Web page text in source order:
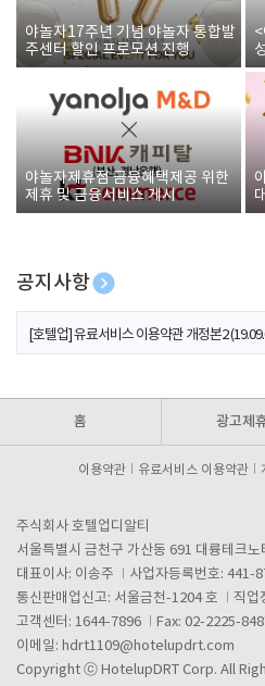
야놀자17주년 기념 야놀자 통합발
주센터 할인 프로모션 진행
야놀자제휴점 금융혜택제공 위한
제휴 및 금융서비스 게시
공지사항
[호텔업] 개인정보 처리방침 개정본1 (19.09.02)
[호텔업] 유료서비스 이용약관 개정본2
홈 광고제
이용약관 유료서비스 이용약관
주식회사 호텔업디알티
서울특별시 금천구 가산동 691 대륭테크
대표이사: 이송주
사업자등록번호: 441-
통신판매업신고: 서울금천-1204 호
직업
고객센터: 1644-7896
Fax: 02-2225-
이메일: hdrt1109@hotelupdrt.com
Copyright ⓒ HotelupDRT Corp. All